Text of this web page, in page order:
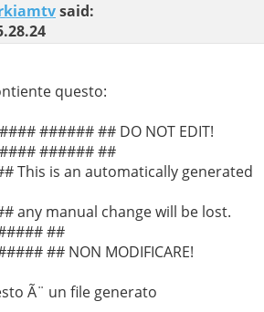
said:
questo:
###### ## DO NOT EDIT!
###### ##
This is an automatically generated
any manual change will be lost.
##
## NON MODIFICARE!
Ã¨ un file generato